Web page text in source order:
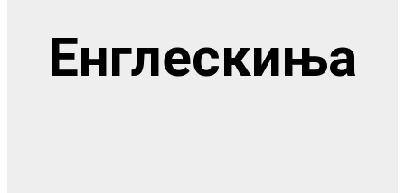
Енглескиња